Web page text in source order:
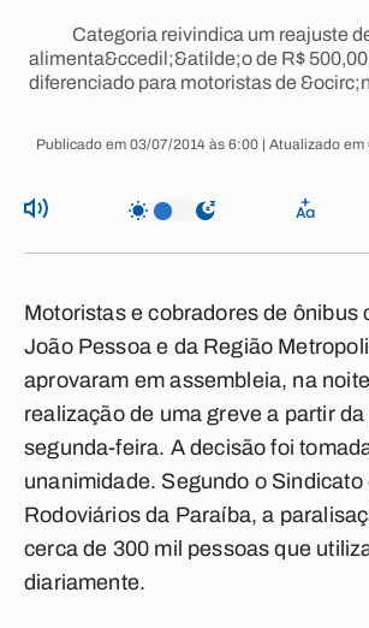
Categoria reivindica um reajuste
alimenta&ccedil;&atilde;o de R$
diferenciado para motoristas de
Publicado em 03/07/2014 às 6:00 | Atualizado
Motoristas e cobradores de ônibus
João Pessoa e da Região
aprovaram em assembleia, na
realização de uma greve a partir
segunda-feira. A decisão foi
unanimidade. Segundo o Sindicato
Rodoviários da Paraíba, a
cerca de 300 mil pessoas que
diariamente.